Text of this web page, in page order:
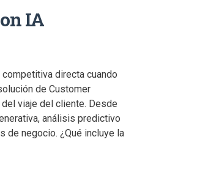
IA
directa cuando
de Customer
viaje del cliente. Desde
análisis predictivo
de negocio. ¿Qué incluye la